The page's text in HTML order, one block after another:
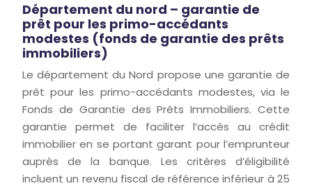
Département du nord – garantie de
prêt pour les primo-accédants
modestes (fonds de garantie des prêts
immobiliers)
Le département du Nord propose une garantie de
prêt pour les primo-accédants modestes, via le
Fonds de Garantie des Prêts Immobiliers. Cette
garantie permet de faciliter l’accès au crédit
immobilier en se portant garant pour l’emprunteur
auprès de la banque. Les critères d’éligibilité
incluent un revenu fiscal de référence inférieur à 25